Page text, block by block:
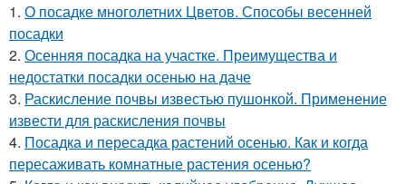
1. О посадке многолетних Цветов. Способы весенней
посадки
2. Осенняя посадка на участке. Преимущества и
недостатки посадки осенью на даче
3. Раскисление почвы известью пушонкой. Применение
извести для раскисления почвы
4. Посадка и пересадка растений осенью. Как и когда
пересаживать комнатные растения осенью?